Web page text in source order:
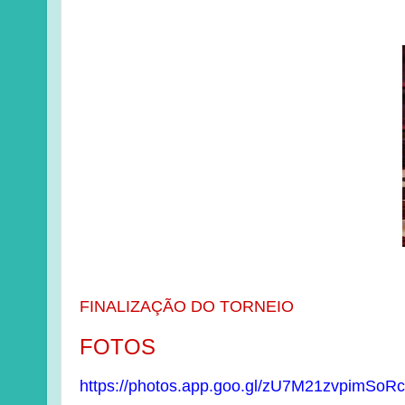
FINALIZAÇÃO DO TORNEIO
FOTOS
https://photos.app.goo.gl/